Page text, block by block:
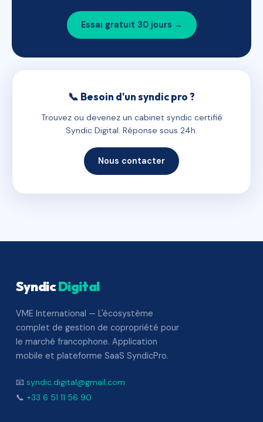
Essai gratuit 30 jours →
📞 Besoin d'un syndic pro ?
Trouvez ou devenez un cabinet syndic certifié
Syndic Digital. Réponse sous 24h.
Nous contacter
SyndicDigital
VME International — L'écosystème
complet de gestion de copropriété pour
le marché francophone. Application
mobile et plateforme SaaS SyndicPro.
📧 syndic.digital@gmail.com
📞 +33 6 51 11 56 90